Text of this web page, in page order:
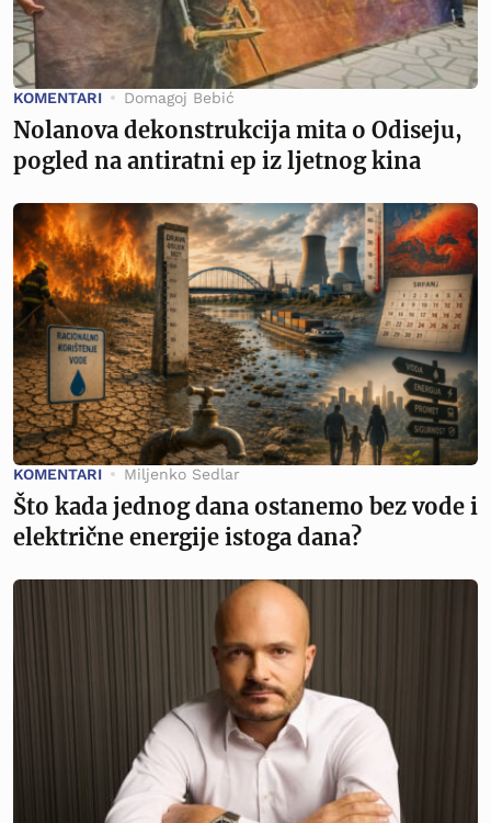
KOMENTARI Domagoj Bebić
Nolanova dekonstrukcija mita o Odiseju,
pogled na antiratni ep iz ljetnog kina
KOMENTARI Miljenko Sedlar
Što kada jednog dana ostanemo bez vode i
električne energije istoga dana?